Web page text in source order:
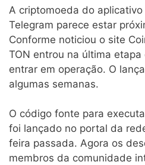
A criptomoeda do
Telegram parece estar
Conforme noticiou o site
TON entrou na última
entrar em operação. O
algumas semanas.
O código fonte para
foi lançado no portal da
feira passada. Agora os
membros da comunidade